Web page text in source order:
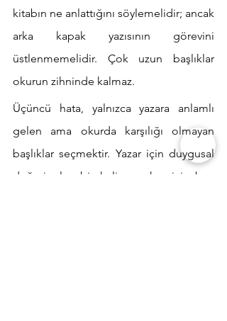
kitabın ne anlattığını söylemelidir; ancak
arka kapak yazısının görevini
üstlenmemelidir. Çok uzun başlıklar
okurun zihninde kalmaz.
Üçüncü hata, yalnızca yazara anlamlı
gelen ama okurda karşılığı olmayan
başlıklar seçmektir. Yazar için duygusal
değeri olan bir kelime, okur için boş